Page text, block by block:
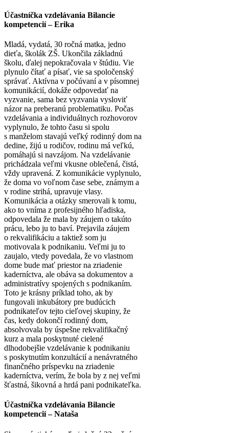
Účastníčka vzdelávania Bilancie
kompetencií – Erika
Mladá, vydatá, 30 ročná matka, jedno
dieťa, školák ZŠ. Ukončila základnú
školu, ďalej nepokračovala v štúdiu. Vie
plynulo čítať a písať, vie sa spoločenský
správať. Aktívna v počúvaní a v písomnej
komunikácií, dokáže odpovedať na
vyzvanie, sama bez vyzvania vysloviť
názor na preberanú problematiku. Počas
vzdelávania a individuálnych rozhovorov
vyplynulo, že tohto času si spolu
s manželom stavajú veľký rodinný dom na
dedine, žijú u rodičov, rodinu má veľkú,
pomáhajú si navzájom. Na vzdelávanie
prichádzala veľmi vkusne oblečená, čistá,
vždy upravená. Z komunikácie vyplynulo,
že doma vo voľnom čase sebe, známym a
v rodine strihá, upravuje vlasy.
Komunikácia a otázky smerovali k tomu,
ako to vníma z profesijného hľadiska,
odpovedala že mala by záujem o takúto
prácu, lebo ju to baví. Prejavila záujem
o rekvalifikáciu a taktiež som ju
motivovala k podnikaniu. Veľmi ju to
zaujalo, vtedy povedala, že vo vlastnom
dome bude mať priestor na zriadenie
kaderníctva, ale obáva sa dokumentov a
administratívy spojených s podnikaním.
Toto je krásny príklad toho, ak by
fungovali inkubátory pre budúcich
podnikateľov tejto cieľovej skupiny, že
čas, kedy dokončí rodinný dom,
absolvovala by úspešne rekvalifikačný
kurz a mala poskytnuté cielené
dlhodobejšie vzdelávanie k podnikaniu
s poskytnutím konzultácií a nenávratného
finančného príspevku na zriadenie
kaderníctva, verím, že bola by z nej veľmi
šťastná, šikovná a hrdá pani podnikateľka.
Účastníčka vzdelávania Bilancie
kompetencií – Nataša